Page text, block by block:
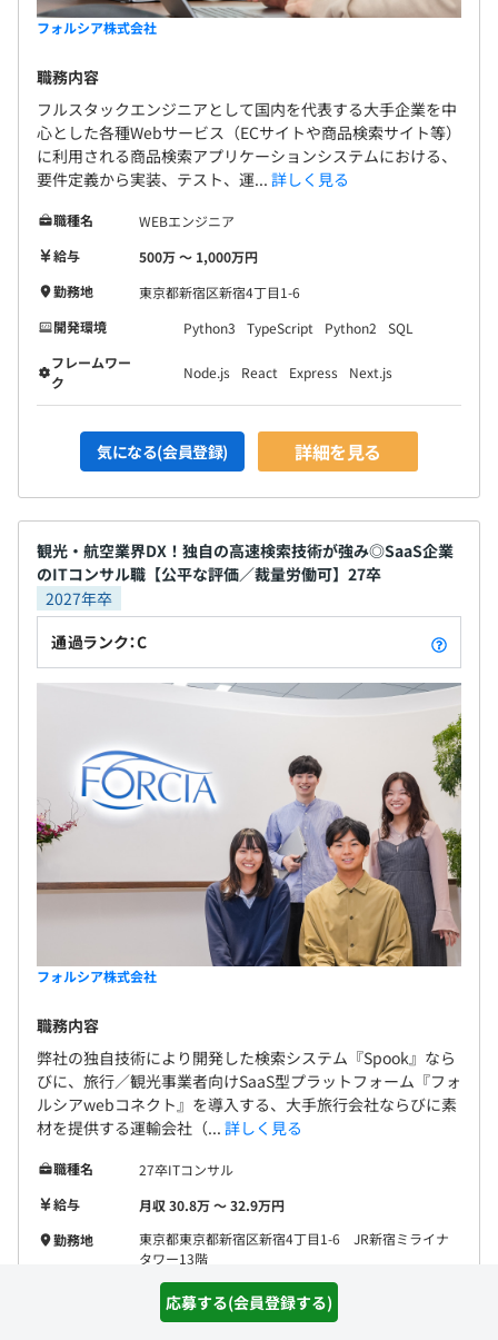
応募する(会員登録する)
フォルシア株式会社
職務内容
フルスタックエンジニアとして国内を代表する大手企業を中
心とした各種Webサービス（ECサイトや商品検索サイト等）
に利用される商品検索アプリケーションシステムにおける、
要件定義から実装、テスト、運... 詳しく見る
職種名
WEBエンジニア
給与
500万 〜 1,000万円
勤務地
東京都新宿区新宿4丁目1-6
開発環境
Python3 TypeScript Python2
SQL
フレームワー
ク
Node.js React Express Next.js
気になる(会員登録) 詳細を見る
観光・航空業界DX！独自の高速検索技術が強み◎SaaS企業
のITコンサル職【公平な評価／裁量労働可】27卒
2027年卒
通過ランク：C
フォルシア株式会社
職務内容
弊社の独自技術により開発した検索システム『Spook』なら
びに、旅行／観光事業者向けSaaS型プラットフォーム『フォ
ルシアwebコネクト』を導入する、大手旅行会社ならびに素
材を提供する運輸会社（... 詳しく見る
職種名
27卒ITコンサル
給与
月収 30.8万 〜 32.9万円
勤務地
東京都東京都新宿区新宿4丁目1-6 JR新宿ミライナ
タワー13階
TypeScript C Java Python2